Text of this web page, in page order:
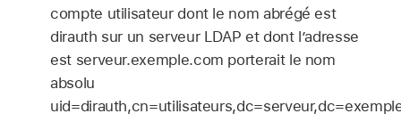
compte utilisateur dont le nom abrégé est
dirauth sur un serveur LDAP et dont l’adresse
est serveur.exemple.com porterait le nom
absolu